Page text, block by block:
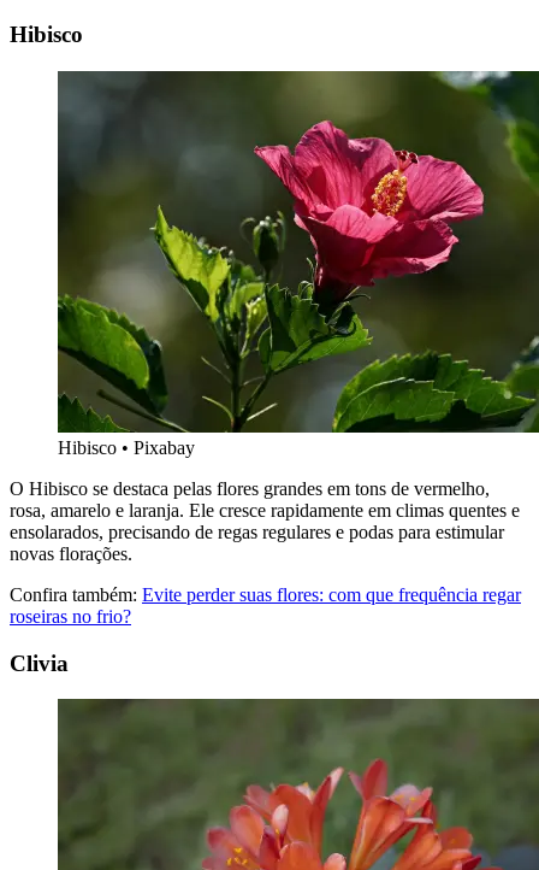
Hibisco
Hibisco • Pixabay
O Hibisco se destaca pelas flores grandes em tons de vermelho,
rosa, amarelo e laranja. Ele cresce rapidamente em climas quentes e
ensolarados, precisando de regas regulares e podas para estimular
novas florações.
Confira também: Evite perder suas flores: com que frequência regar
roseiras no frio?
Clivia